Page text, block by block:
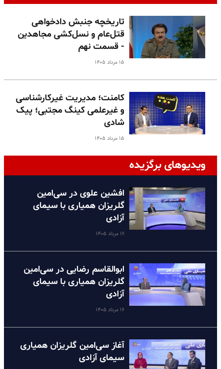
تاریخچه جنبش دادخواهی
قتل‌عام و نسل‌کشی مجاهدین
- قسمت نهم
۱۵ مرداد ۱۴۰۵
کامنت؛ مدیریت غیرکارشناسی
و غیرعلمی کینگ مجتبی؛ پیک
شادی
۱۵ مرداد ۱۴۰۵
ویدیوهای برگزیده
افشین علوی در سی‌امین
گلریزان همیاری با سیمای
آزادی
۱۶ مرداد ۱۴۰۵
ابوالقاسم رضایی در سی‌امین
گلریزان همیاری با سیمای
آزادی
۱۶ مرداد ۱۴۰۵
آغاز سی‌امین گلریزان همیاری
سیمای آزادی